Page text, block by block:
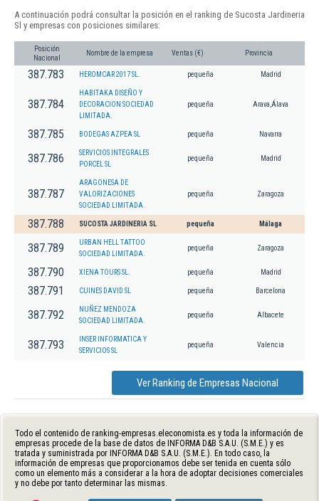
A continuación podrá consultar la posición en el ranking de Sucosta Jardineria
Sl y empresas con posiciones similares:
Posición
Nacional
Nombre de la empresa Ventas (€) Provincia
387.783 HEROMCAR 2017 SL. pequeña Madrid
387.784
HABITAKA DISEÑO Y
DECORACION SOCIEDAD
LIMITADA.
pequeña Arava,Álava
387.785 BODEGAS AZPEA SL pequeña Navarra
387.786
SERVICIOS INTEGRALES
PORCEL SL
pequeña Madrid
387.787
ARAGONESA DE
VALORIZACIONES
SOCIEDAD LIMITADA.
pequeña Zaragoza
387.788 SUCOSTA JARDINERIA SL pequeña Málaga
387.789
URBAN HELL TATTOO
SOCIEDAD LIMITADA.
pequeña Zaragoza
387.790 XIENA TOURS SL. pequeña Madrid
387.791 CUINES DAVID SL pequeña Barcelona
387.792
NUÑEZ MENDOZA
SOCIEDAD LIMITADA.
pequeña Albacete
387.793
INSER INFORMATICA Y
SERVICIOS SL
pequeña Valencia
Ver Ranking de Empresas Nacional
Todo el contenido de ranking-empresas.eleconomista.es y toda la información de
empresas procede de la base de datos de INFORMA D&B S.A.U. (S.M.E.) y es
tratada y suministrada por INFORMA D&B S.A.U. (S.M.E.). En todo caso, la
información de empresas que proporcionamos debe ser tenida en cuenta sólo
como un elemento más a considerar a la hora de adoptar decisiones comerciales
y no debe por tanto determinar las mismas.